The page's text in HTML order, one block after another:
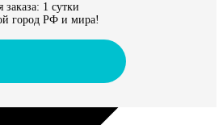
1 сутки
город РФ и мира!